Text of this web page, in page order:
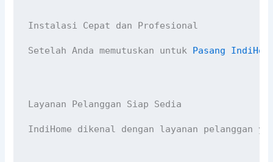
Instalasi Cepat dan Profesional
Setelah Anda memutuskan untuk Pasang
Layanan Pelanggan Siap Sedia
IndiHome dikenal dengan layanan pelanggan